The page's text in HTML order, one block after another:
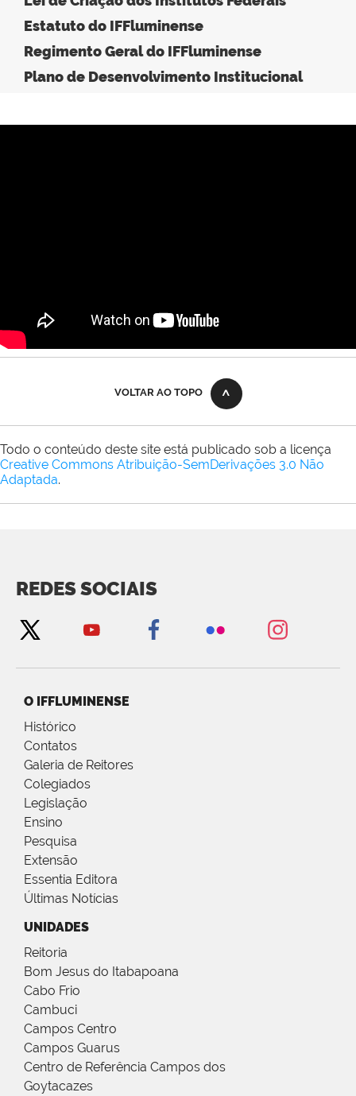
Estatuto do IFFluminense
Regimento Geral do IFFluminense
Plano de Desenvolvimento Institucional
VOLTAR AO TOPO
Todo o conteúdo deste site está publicado sob a licença
Creative Commons Atribuição-SemDerivações 3.0 Não
Adaptada.
REDES SOCIAIS
O IFFLUMINENSE
Histórico
Contatos
Galeria de Reitores
Colegiados
Legislação
Ensino
Pesquisa
Extensão
Essentia Editora
Últimas Notícias
UNIDADES
Reitoria
Bom Jesus do Itabapoana
Cabo Frio
Cambuci
Campos Centro
Campos Guarus
Centro de Referência Campos dos
Goytacazes